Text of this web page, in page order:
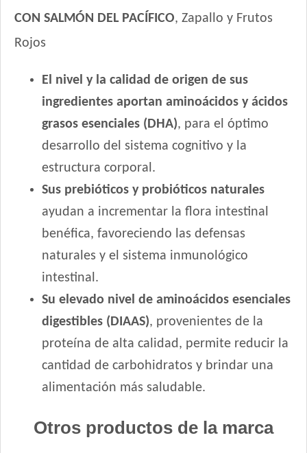
Pro Plan Perro Cachorro Raza Grande
Profesional Vet Premium Perro Cachorro Mordida Grande
Provet Perro Cachorro Mediano y Grande
Pupy Food Perro Cachorro
Raza Perro Cachorro sabor Carne, Cereales y Leche
Royal Canin Club Performance Junior
Royal Canin Perro Giant Junior
Royal Canin Perro Giant Puppy
Royal Canin Perro Maxi Starter Mother & Babydog
Royal Canin Perro Medium Puppy
Royal Canin Perro Medium Starter Mother & Babydog
Royal Canin Perro Raza Boxer Puppy
Royal Canin Perro Raza Bulldog Francés Puppy
Royal Canin Perro Raza Bulldog Inglés Puppy
Royal Canin Perro Raza Ovejero Alemán Puppy
Sabrositos Cachorros Mix
CON SALMÓN DEL PACÍFICO, Zapallo y Frutos
Rojos
El nivel y la calidad de origen de sus
ingredientes aportan aminoácidos y ácidos
grasos esenciales (DHA), para el óptimo
desarrollo del sistema cognitivo y la
estructura corporal.
Sus prebióticos y probióticos naturales
ayudan a incrementar la flora intestinal
benéfica, favoreciendo las defensas
naturales y el sistema inmunológico
intestinal.
Su elevado nivel de aminoácidos esenciales
digestibles (DIAAS), provenientes de la
proteína de alta calidad, permite reducir la
cantidad de carbohidratos y brindar una
alimentación más saludable.
Otros productos de la marca